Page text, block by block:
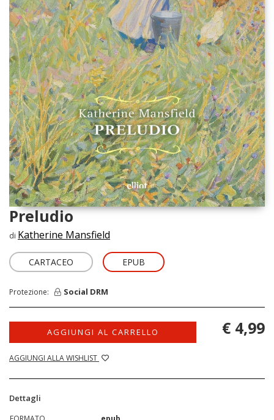
Preludio
di Katherine Mansfield
CARTACEO EPUB
Protezione: Social DRM
AGGIUNGI AL CARRELLO
AGGIUNGI ALLA WISHLIST
€ 4,99
Dettagli